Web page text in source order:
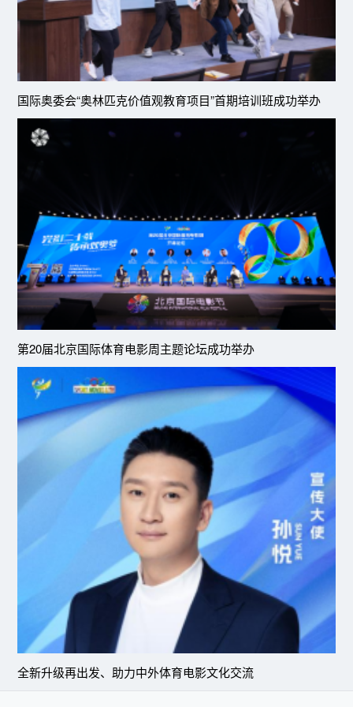
国际奥委会“奥林匹克价值观教育项目”首期培训班成功举办
第20届北京国际体育电影周主题论坛成功举办
全新升级再出发、助力中外体育电影文化交流